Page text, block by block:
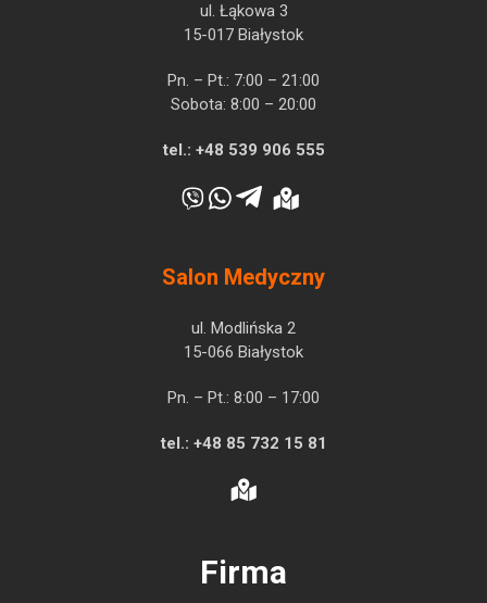
ul. Łąkowa 3
15-017 Białystok
Pn. – Pt.: 7:00 – 21:00
Sobota: 8:00 – 20:00
tel.: +48 539 906 555
Salon Medyczny
ul. Modlińska 2
15-066 Białystok
Pn. – Pt.: 8:00 – 17:00
tel.: +48 85 732 15 81
Firma